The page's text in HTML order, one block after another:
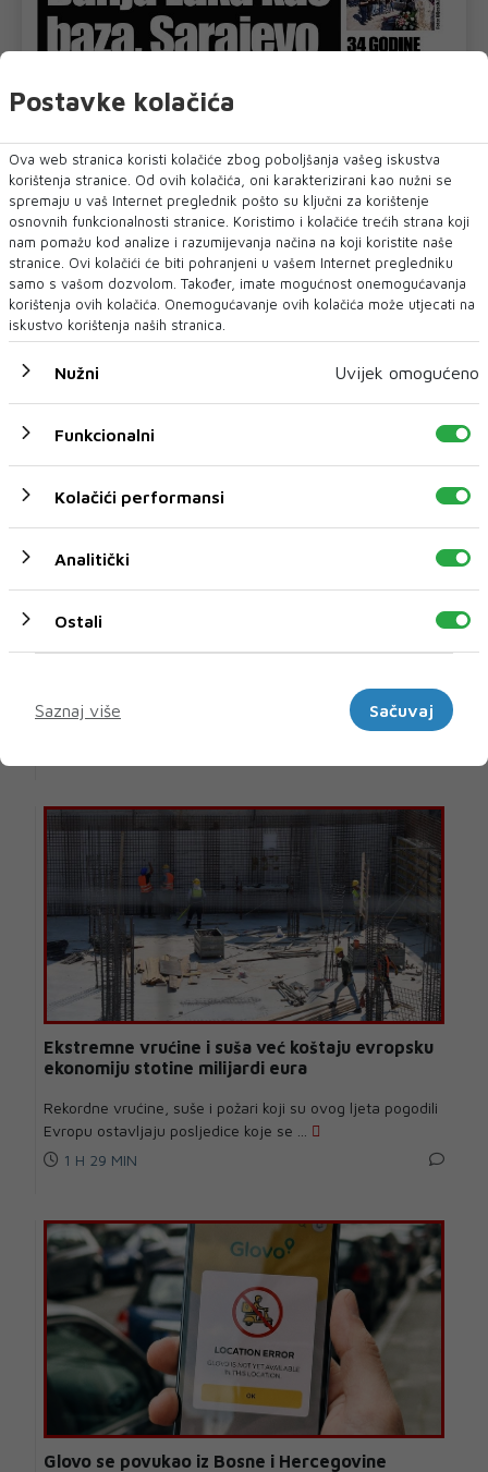
U novom broju pročitajte
Biznis
Wall Street raste, ali nafta ponovno zabrinjava
tržišta
Wall Street u novi je tjedan ušao s optimizmom. Slabiji
podaci s američkog tržišta rada smanjili ...
Ekstremne vrućine i suša već koštaju evropsku
ekonomiju stotine milijardi eura
Rekordne vrućine, suše i požari koji su ovog ljeta pogodili
Evropu ostavljaju posljedice koje se ...
1 H 29 MIN
Glovo se povukao iz Bosne i Hercegovine
Postavke kolačića
Ova web stranica koristi kolačiće zbog poboljšanja vašeg iskustva
korištenja stranice. Od ovih kolačića, oni karakterizirani kao nužni se
spremaju u vaš Internet preglednik pošto su ključni za korištenje
osnovnih funkcionalnosti stranice. Koristimo i kolačiće trećih strana koji
nam pomažu kod analize i razumijevanja načina na koji koristite naše
stranice. Ovi kolačići će biti pohranjeni u vašem Internet pregledniku
samo s vašom dozvolom. Također, imate mogućnost onemogućavanja
korištenja ovih kolačića. Onemogućavanje ovih kolačića može utjecati na
iskustvo korištenja naših stranica.
Nužni Uvijek omogućeno
Funkcionalni
Kolačići performansi
Analitički
Ostali
Saznaj više
Sačuvaj